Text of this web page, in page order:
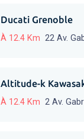
Ducati Grenoble
À 12.4 Km 22 Av.
Altitude-k
À 12.4 Km 2 Av.